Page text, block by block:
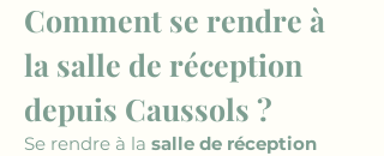
Comment se rendre à
la salle de réception
depuis Caussols ?
Se rendre à la salle de réception